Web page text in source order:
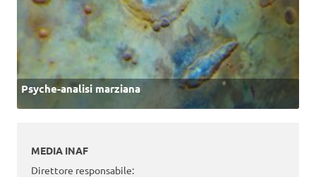
Psyche-analisi marziana
MEDIA INAF
Direttore responsabile: